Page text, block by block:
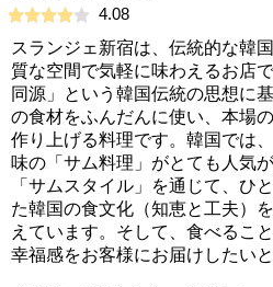
4.08
スランジェ新宿は、伝統的な韓
質な空間で気軽に味わえるお店
同源」という韓国伝統の思想に
の食材をふんだんに使い、本場
作り上げる料理です。韓国では
味の「サム料理」がとても人気
「サムスタイル」を通じて、ひ
た韓国の食文化（知恵と工夫）
えています。そして、食べるこ
幸福感をお客様にお届けしたい